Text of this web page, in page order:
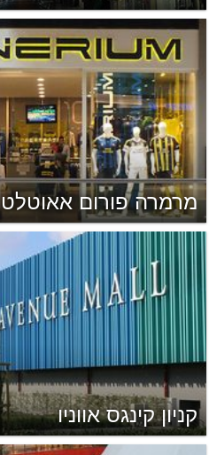
מרמרה פורום אאוטלט
קניון קינגס אווניו